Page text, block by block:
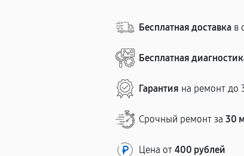
Бесплатная доставка в
Бесплатная
Гарантия на ремонт до
Срочный ремонт за30
Цена от400 рублей